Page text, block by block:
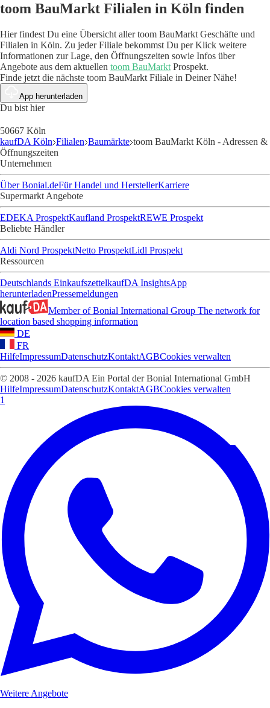
toom BauMarkt Filialen in Köln finden
Hier findest Du eine Übersicht aller toom BauMarkt Geschäfte und
Filialen in Köln. Zu jeder Filiale bekommst Du per Klick weitere
Informationen zur Lage, den Öffnungszeiten sowie Infos über
Angebote aus dem aktuellen toom BauMarkt Prospekt.
Finde jetzt die nächste toom BauMarkt Filiale in Deiner Nähe!
App herunterladen
Du bist hier
50667 Köln
kaufDA Köln Filialen Baumärkte toom BauMarkt Köln - Adressen &
Öffnungszeiten
Unternehmen
Über Bonial.deFür Handel und HerstellerKarriere
Supermarkt Angebote
EDEKA ProspektKaufland ProspektREWE Prospekt
Beliebte Händler
Aldi Nord ProspektNetto ProspektLidl Prospekt
Ressourcen
Deutschlands EinkaufszettelkaufDA InsightsApp
herunterladenPressemeldungen
Member of Bonial International Group The network for
location based shopping information
DE
FR
HilfeImpressumDatenschutzKontaktAGBCookies verwalten
© 2008 - 2026 kaufDA Ein Portal der Bonial International GmbH
HilfeImpressumDatenschutzKontaktAGBCookies verwalten
1
Weitere Angebote